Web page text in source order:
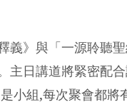
義》與「一源聆聽
主日講道將緊密配
小組,每次聚會都